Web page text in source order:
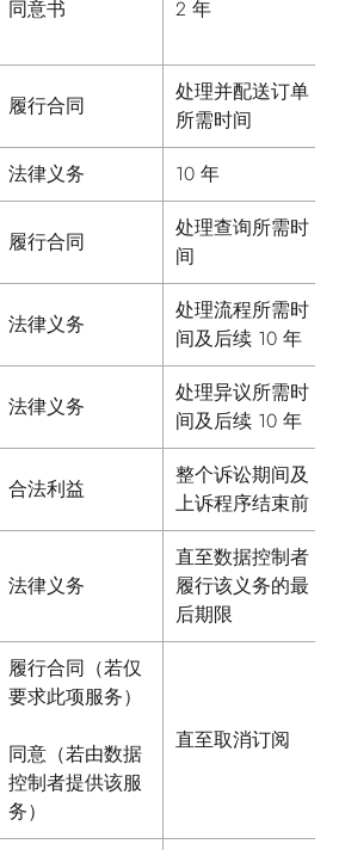
同意书 2 年
履行合同
处理并配送订单
所需时间
法律义务 10 年
履行合同
处理查询所需时
间
法律义务
处理流程所需时
间及后续 10 年
法律义务
处理异议所需时
间及后续 10 年
合法利益
整个诉讼期间及
上诉程序结束前
法律义务
直至数据控制者
履行该义务的最
后期限
履行合同（若仅
要求此项服务）
同意（若由数据
控制者提供该服
务）
直至取消订阅